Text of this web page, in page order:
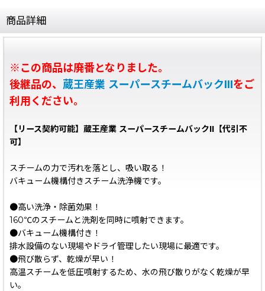
商品詳細
※この商品は廃番となりました。
後継品の、 蔵王産業 スーパースチームバックIIIをご
利用ください。
【リース契約可能】蔵王産業 スーパースチームバックII【代引不
可】
スチームの力で汚れを落とし、吸い取る！
バキューム機構付きスチーム洗浄機です。
●高い洗浄・除菌効果！
160℃のスチームと洗剤を同時に噴射できます。
●バキューム機構付き！
排水設備のない現場やドライ管理したい現場に最適です。
●飛び散らず、乾燥が早い！
高温スチームを低圧噴射するため、水の飛び散りがなく乾燥が早
い。